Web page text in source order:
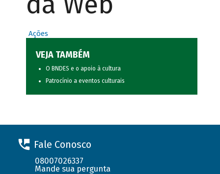
Ações
VEJA TAMBÉM
O BNDES e o apoio à cultura
Patrocínio a eventos culturais
Fale Conosco
08007026337
Mande sua pergunta